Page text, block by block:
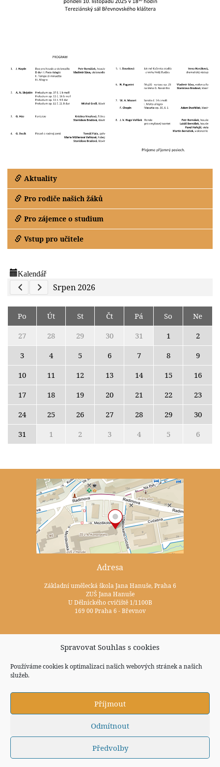
Spravovat Souhlas s cookies
Používáme cookies k optimalizaci našich webových stránek a našich
služeb.
Příjmout
Odmítnout
Předvolby
Aktuality
Pro rodiče našich žáků
Pro zájemce o studium
Vstup pro učitele
Kalendář
Previous Calendar
Next Calendar
Srpen 2026
Po Út St Čt Pá So
Ne
27
28 29 30 31 1
2
3
4 5 6 7 8
9
10
11 12 13 14 15
16
17
18 19 20 21 22
23
24
25 26 27 28 29
30
31
1 2 3 4 5 6
Adresa
Základní umělecká škola Jana Hanuše, Praha 6
ZUŠ Jana Hanuše
U Dělnického cvičiště 1/1100B
169 00 Praha 6 - Břevnov
Sociální sítě